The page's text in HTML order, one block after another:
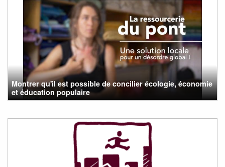
Montrer qu'il est possible de concilier écologie, économie
et éducation populaire